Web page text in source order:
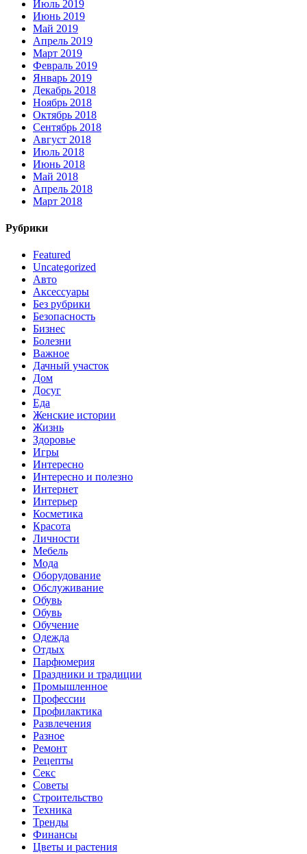
Июль 2019
Июнь 2019
Май 2019
Апрель 2019
Март 2019
Февраль 2019
Январь 2019
Декабрь 2018
Ноябрь 2018
Октябрь 2018
Сентябрь 2018
Август 2018
Июль 2018
Июнь 2018
Май 2018
Апрель 2018
Март 2018
Рубрики
Featured
Uncategorized
Авто
Аксессуары
Без рубрики
Безопасность
Бизнес
Болезни
Важное
Дачный участок
Дом
Досуг
Еда
Женские истории
Жизнь
Здоровье
Игры
Интересно
Интересно и полезно
Интернет
Интерьер
Косметика
Красота
Личности
Мебель
Мода
Оборудование
Обслуживание
Обувь
Обувь
Обучение
Одежда
Отдых
Парфюмерия
Праздники и традиции
Промышленное
Профессии
Профилактика
Развлечения
Разное
Ремонт
Рецепты
Секс
Советы
Строительство
Техника
Тренды
Финансы
Цветы и растения